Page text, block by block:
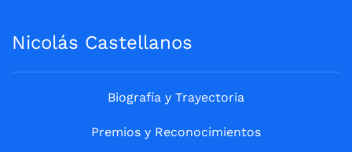
Nicolás Castellanos
Biografía y Trayectoria
Premios y Reconocimientos